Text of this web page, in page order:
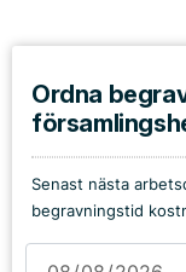
Ordna
Senast nästa
begravningstid